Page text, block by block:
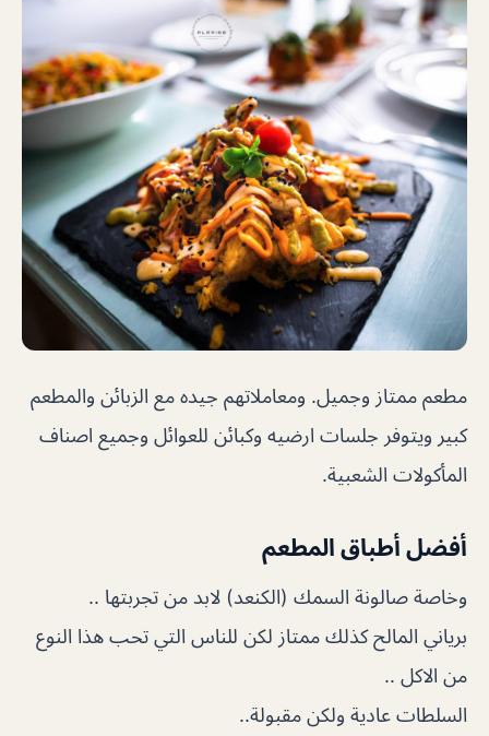
مطعم ممتاز وجميل. ومعاملاتهم جيده مع الزبائن والمطعم
كبير ويتوفر جلسات ارضيه وكبائن للعوائل وجميع اصناف
المأكولات الشعبية.
أفضل أطباق المطعم
وخاصة صالونة السمك (الكنعد) لابد من تجربتها ..
برياني المالح كذلك ممتاز لكن للناس التي تحب هذا النوع
من الاكل ..
السلطات عادية ولكن مقبولة..